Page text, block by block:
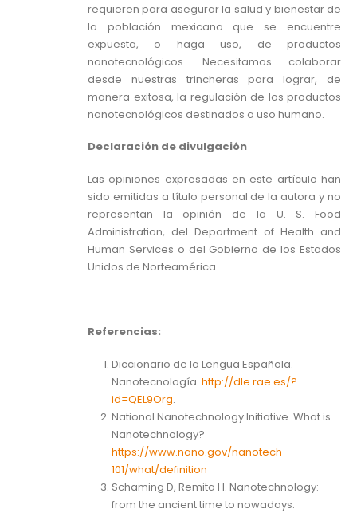
requieren para asegurar la salud y bienestar de
la población mexicana que se encuentre
expuesta, o haga uso, de productos
nanotecnológicos. Necesitamos colaborar
desde nuestras trincheras para lograr, de
manera exitosa, la regulación de los productos
nanotecnológicos destinados a uso humano.
Declaración de divulgación
Las opiniones expresadas en este artículo han
sido emitidas a título personal de la autora y no
representan la opinión de la U. S. Food
Administration, del Department of Health and
Human Services o del Gobierno de los Estados
Unidos de Norteamérica.
Referencias:
Diccionario de la Lengua Española.
Nanotecnología. http://dle.rae.es/?
id=QEL9Org.
National Nanotechnology Initiative. What is
Nanotechnology?
https://www.nano.gov/nanotech-
101/what/definition
Schaming D, Remita H. Nanotechnology:
from the ancient time to nowadays.